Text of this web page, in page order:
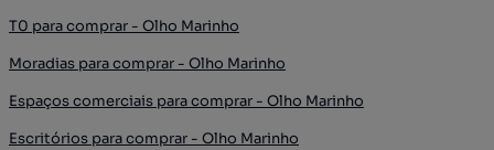
T0 para comprar - Olho Marinho
Moradias para comprar - Olho Marinho
Espaços comerciais para comprar - Olho Marinho
Escritórios para comprar - Olho Marinho